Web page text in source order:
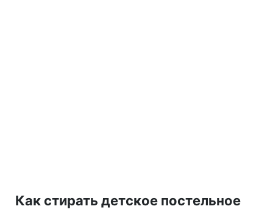
Как стирать детское постельное